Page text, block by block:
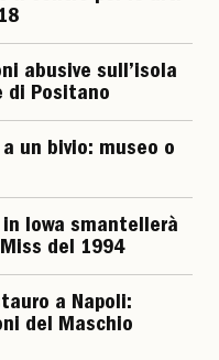
abusive sull’isola
di Positano
un bivio: museo o
Iowa smantellerà
del 1994
a Napoli:
del Maschio